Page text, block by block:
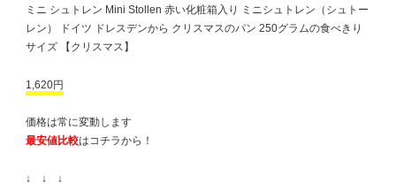
ミニ シュトレン Mini Stollen 赤い化粧箱入り ミニシュトレン（シュトー
レン） ドイツ ドレスデンから クリスマスのパン 250グラムの食べきり
サイズ 【クリスマス】
1,620円
価格は常に変動します
最安値比較はコチラから！
↓ ↓ ↓